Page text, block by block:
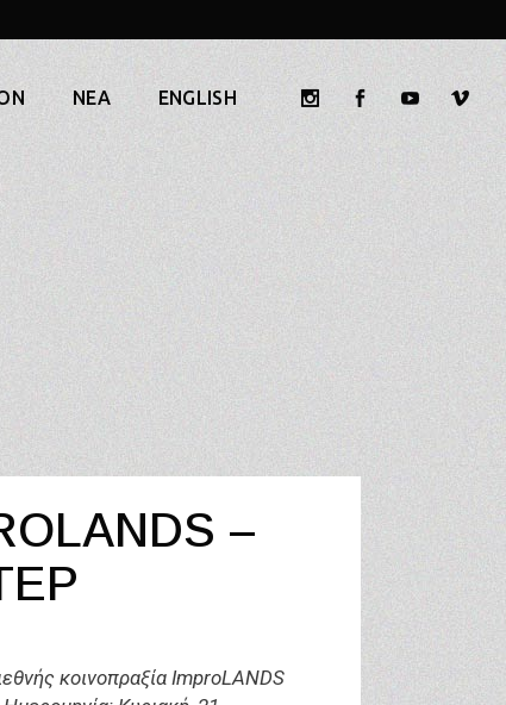
ΝΕΑ ENGLISH
–
κοινοπραξία ImproLANDS